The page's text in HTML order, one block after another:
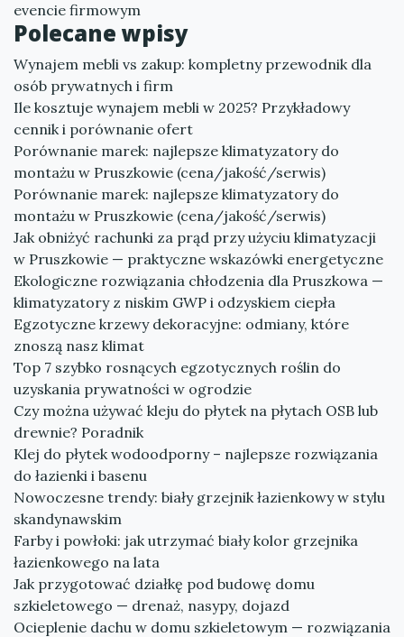
evencie firmowym
Polecane wpisy
Wynajem mebli vs zakup: kompletny przewodnik dla
osób prywatnych i firm
Ile kosztuje wynajem mebli w 2025? Przykładowy
cennik i porównanie ofert
Porównanie marek: najlepsze klimatyzatory do
montażu w Pruszkowie (cena/jakość/serwis)
Porównanie marek: najlepsze klimatyzatory do
montażu w Pruszkowie (cena/jakość/serwis)
Jak obniżyć rachunki za prąd przy użyciu klimatyzacji
w Pruszkowie — praktyczne wskazówki energetyczne
Ekologiczne rozwiązania chłodzenia dla Pruszkowa —
klimatyzatory z niskim GWP i odzyskiem ciepła
Egzotyczne krzewy dekoracyjne: odmiany, które
znoszą nasz klimat
Top 7 szybko rosnących egzotycznych roślin do
uzyskania prywatności w ogrodzie
Czy można używać kleju do płytek na płytach OSB lub
drewnie? Poradnik
Klej do płytek wodoodporny – najlepsze rozwiązania
do łazienki i basenu
Nowoczesne trendy: biały grzejnik łazienkowy w stylu
skandynawskim
Farby i powłoki: jak utrzymać biały kolor grzejnika
łazienkowego na lata
Jak przygotować działkę pod budowę domu
szkieletowego — drenaż, nasypy, dojazd
Ocieplenie dachu w domu szkieletowym — rozwiązania